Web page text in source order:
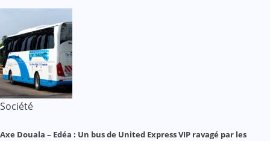
Société
Axe Douala – Edéa : Un bus de United Express VIP ravagé par les